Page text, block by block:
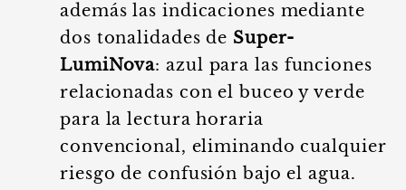
además las indicaciones mediante
dos tonalidades de Super-
LumiNova: azul para las funciones
relacionadas con el buceo y verde
para la lectura horaria
convencional, eliminando cualquier
riesgo de confusión bajo el agua.